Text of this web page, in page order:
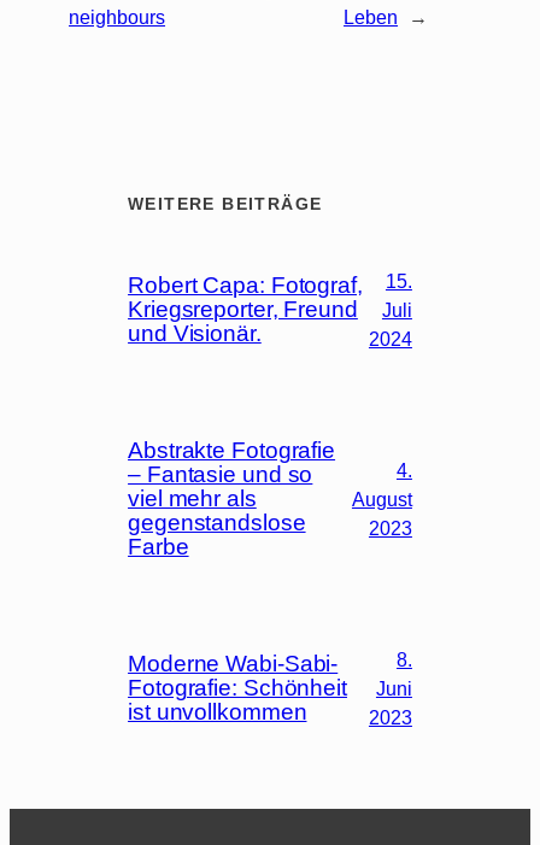
neighbours
Leben
→
WEITERE BEITRÄGE
Robert Capa: Fotograf,
Kriegsreporter, Freund
und Visionär.
15.
Juli
2024
Abstrakte Fotografie
– Fantasie und so
viel mehr als
gegenstandslose
Farbe
4.
August
2023
Moderne Wabi-Sabi-
Fotografie: Schönheit
ist unvollkommen
8.
Juni
2023